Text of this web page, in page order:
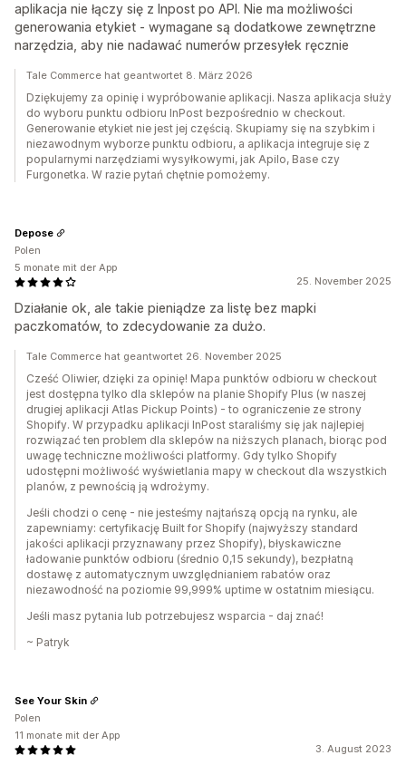
aplikacja nie łączy się z Inpost po API. Nie ma możliwości
generowania etykiet - wymagane są dodatkowe zewnętrzne
narzędzia, aby nie nadawać numerów przesyłek ręcznie
Tale Commerce hat geantwortet 8. März 2026
Dziękujemy za opinię i wypróbowanie aplikacji. Nasza aplikacja służy
do wyboru punktu odbioru InPost bezpośrednio w checkout.
Generowanie etykiet nie jest jej częścią. Skupiamy się na szybkim i
niezawodnym wyborze punktu odbioru, a aplikacja integruje się z
popularnymi narzędziami wysyłkowymi, jak Apilo, Base czy
Furgonetka. W razie pytań chętnie pomożemy.
25. November 2025
Działanie ok, ale takie pieniądze za listę bez mapki
paczkomatów, to zdecydowanie za dużo.
Depose
Polen
5 monate mit der App
Tale Commerce hat geantwortet 26. November 2025
Cześć Oliwier, dzięki za opinię! Mapa punktów odbioru w checkout
jest dostępna tylko dla sklepów na planie Shopify Plus (w naszej
drugiej aplikacji Atlas Pickup Points) - to ograniczenie ze strony
Shopify. W przypadku aplikacji InPost staraliśmy się jak najlepiej
rozwiązać ten problem dla sklepów na niższych planach, biorąc pod
uwagę techniczne możliwości platformy. Gdy tylko Shopify
udostępni możliwość wyświetlania mapy w checkout dla wszystkich
planów, z pewnością ją wdrożymy.
Jeśli chodzi o cenę - nie jesteśmy najtańszą opcją na rynku, ale
zapewniamy: certyfikację Built for Shopify (najwyższy standard
jakości aplikacji przyznawany przez Shopify), błyskawiczne
ładowanie punktów odbioru (średnio 0,15 sekundy), bezpłatną
dostawę z automatycznym uwzględnianiem rabatów oraz
niezawodność na poziomie 99,999% uptime w ostatnim miesiącu.
Jeśli masz pytania lub potrzebujesz wsparcia - daj znać!
~ Patryk
3. August 2023
See Your Skin
Polen
11 monate mit der App